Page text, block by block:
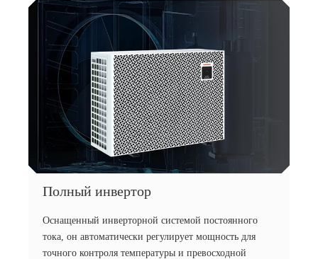
Полный инвертор
Оснащенный инверторной системой постоянного
тока, он автоматически регулирует мощность для
точного контроля температуры и превосходной